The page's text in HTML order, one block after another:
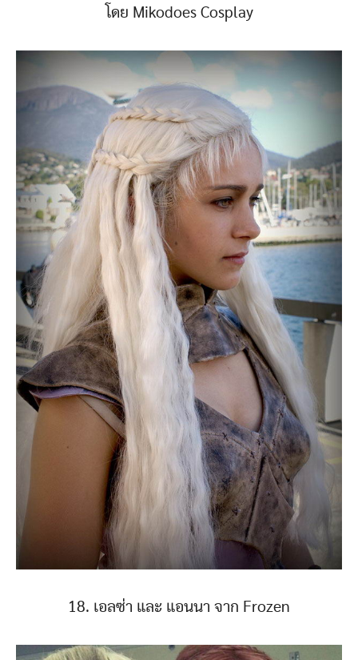
โดย Mikodoes Cosplay
18. เอลซ่า และ แอนนา จาก Frozen